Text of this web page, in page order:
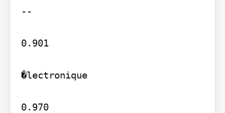
--
0.901
�lectronique
0.970